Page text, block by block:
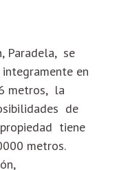
Paradela, se
en
metros, la
de
tiene
metros.